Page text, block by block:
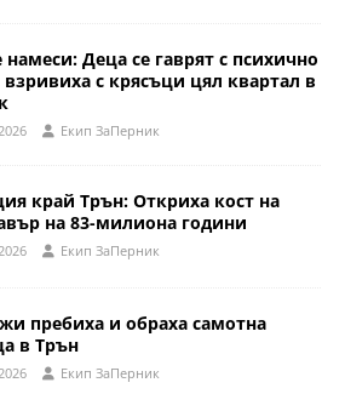
намеси: Деца се гаврят с психично
с крясъци цял квартал в
Eкип ЗаПерник
край Трън: Откриха кост на
на 83-милиона години
Eкип ЗаПерник
пребиха и обраха самотна
в Трън
Eкип ЗаПерник